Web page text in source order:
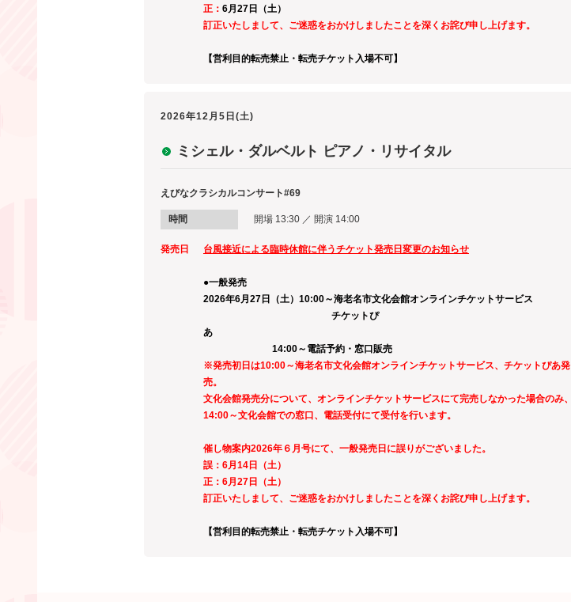
正： 6月27 日（土）
訂正いたしまして、ご迷惑をおかけしましたことを深くお詫び申し上げます。
【営利目的転売禁止・転売チケット入場不可】
2026年12月5日(土)
ミシェル・ダルベルト ピアノ・リサイタル
えびなクラシカルコンサート#69
時間 開場 13:30 ／ 開演 14:00
発売日 台風接近による臨時休館に伴うチケット発売日変更のお知らせ
●一般発売
2026年6月27 日（土）10:00～海老名市文化会館オンラインチケットサービス
チケットぴ
あ
14:00～電話予約・窓口販売
※発売初日は10:00～海老名市文化会館オンラインチケットサービス、チケットぴあ発
売。
文化会館発売分について、オンラインチケットサービスにて完売しなかった場合のみ、
14:00～文化会館での窓口、電話受付にて受付を行います。
催し物案内2026年６月号にて、一般発売日に誤りがございました。
誤：6月14日（土）
正：6月27日（土）
訂正いたしまして、ご迷惑をおかけしましたことを深くお詫び申し上げます。
【営利目的転売禁止・転売チケット入場不可】